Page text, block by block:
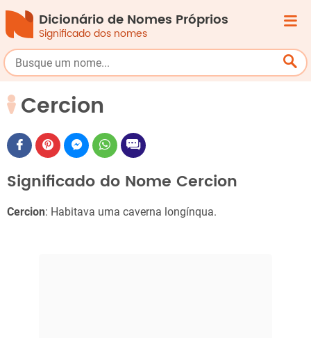
Dicionário de Nomes Próprios
Significado dos nomes
Cercion
Significado do Nome Cercion
Cercion: Habitava uma caverna longínqua.